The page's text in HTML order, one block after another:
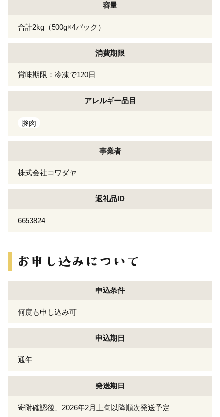
容量
合計2kg（500g×4パック）
消費期限
賞味期限：冷凍で120日
アレルギー品目
豚肉
事業者
株式会社コワダヤ
返礼品ID
6653824
申込条件
何度も申し込み可
申込期日
通年
発送期日
寄附確認後、2026年2月上旬以降順次発送予定